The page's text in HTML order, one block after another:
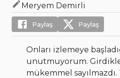
Meryem Demirli
Paylaş Paylaş
Onları izlemeye
unutmuyorum.
mükemmel